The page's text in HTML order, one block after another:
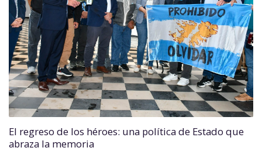
El regreso de los héroes: una política de Estado que
abraza la memoria